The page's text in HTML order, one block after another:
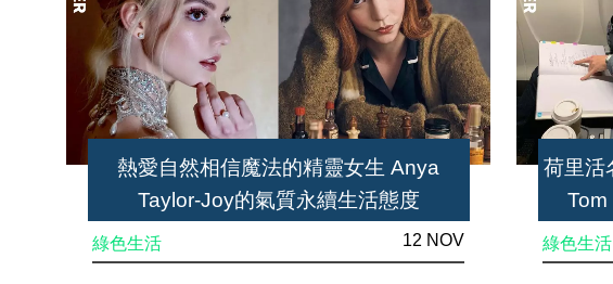
熱愛自然相信魔法的精靈女生 Anya
Taylor-Joy的氣質永續生活態度
綠色生活 12 NOV
荷里活
綠色生活